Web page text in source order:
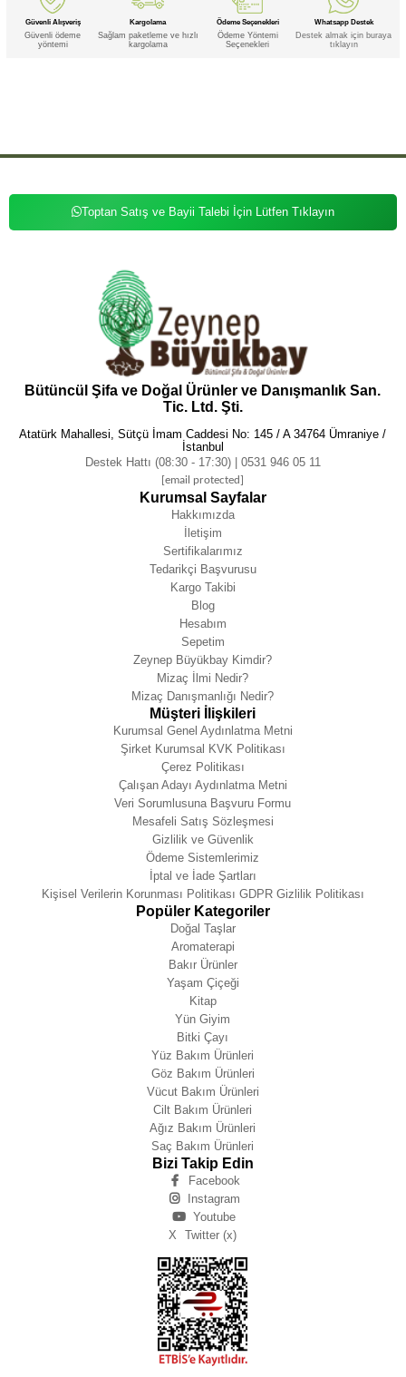
Güvenli Alışveriş
Güvenli ödeme
yöntemi
Kargolama
Sağlam paketleme ve hızlı
kargolama
Ödeme Seçenekleri
Ödeme Yöntemi
Seçenekleri
Whatsapp Destek
Destek almak için buraya
tıklayın
Toptan Satış ve Bayii Talebi İçin Lütfen Tıklayın
Bütüncül Şifa ve Doğal Ürünler ve Danışmanlık San.
Tic. Ltd. Şti.
Atatürk Mahallesi, Sütçü İmam Caddesi No: 145 / A 34764 Ümraniye /
İstanbul
Destek Hattı (08:30 - 17:30) | 0531 946 05 11
[email protected]
Kurumsal Sayfalar
Hakkımızda
İletişim
Sertifikalarımız
Tedarikçi Başvurusu
Kargo Takibi
Blog
Hesabım
Sepetim
Zeynep Büyükbay Kimdir?
Mizaç İlmi Nedir?
Mizaç Danışmanlığı Nedir?
Müşteri İlişkileri
Kurumsal Genel Aydınlatma Metni
Şirket Kurumsal KVK Politikası
Çerez Politikası
Çalışan Adayı Aydınlatma Metni
Veri Sorumlusuna Başvuru Formu
Mesafeli Satış Sözleşmesi
Gizlilik ve Güvenlik
Ödeme Sistemlerimiz
İptal ve İade Şartları
Kişisel Verilerin Korunması Politikası GDPR Gizlilik Politikası
Popüler Kategoriler
Doğal Taşlar
Aromaterapi
Bakır Ürünler
Yaşam Çiçeği
Kitap
Yün Giyim
Bitki Çayı
Yüz Bakım Ürünleri
Göz Bakım Ürünleri
Vücut Bakım Ürünleri
Cilt Bakım Ürünleri
Ağız Bakım Ürünleri
Saç Bakım Ürünleri
Bizi Takip Edin
Facebook
Instagram
Youtube
X
Twitter (x)